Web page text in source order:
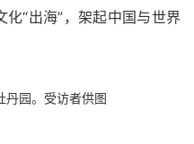
化“出海”，架起中国与世界
丹园。受访者供图